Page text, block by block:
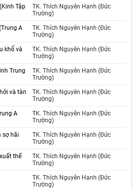
Tập
TK. Thích Nguyên Hạnh (Đức
Trường)
A
TK. Thích Nguyên Hạnh (Đức
Trường)
khổ và
TK. Thích Nguyên Hạnh (Đức
Trường)
Trung
TK. Thích Nguyên Hạnh (Đức
Trường)
và tàn
TK. Thích Nguyên Hạnh (Đức
Trường)
A
TK. Thích Nguyên Hạnh (Đức
Trường)
sợ hãi
TK. Thích Nguyên Hạnh (Đức
Trường)
thế
TK. Thích Nguyên Hạnh (Đức
Trường)
TK. Thích Nguyên Hạnh (Đức
Trường)